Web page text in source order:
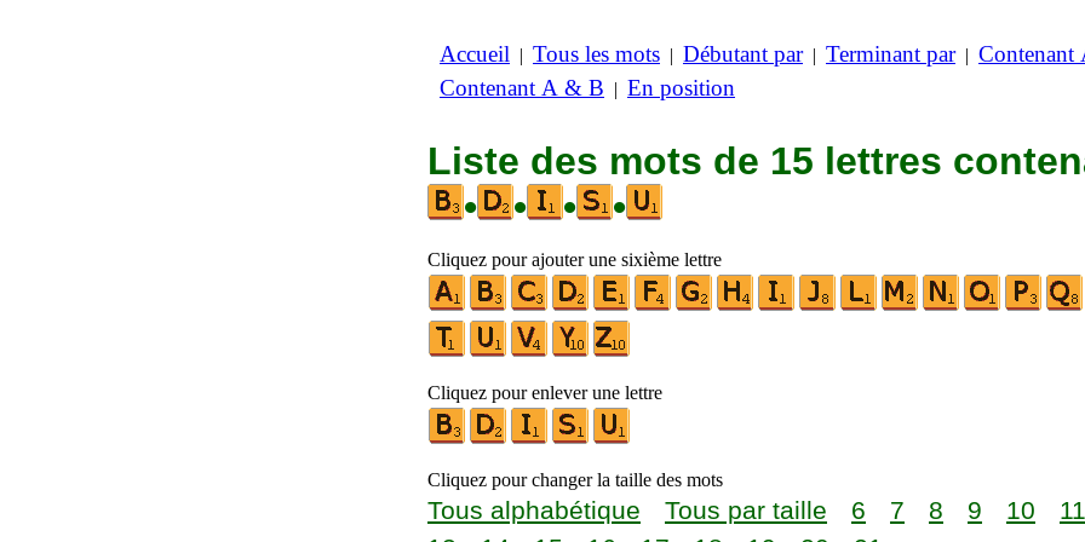
Accueil | Tous les mots | Débutant par| Terminant par| Contenant
Contenant A & B | En position
Liste des mots de 15 lettres
•
• • •
Cliquez pour ajouter une sixième lettre
Cliquez pour enlever une lettre
Cliquez pour changer la taille des mots
Tous alphabétique Tous par taille 6 7 8 9 10 11